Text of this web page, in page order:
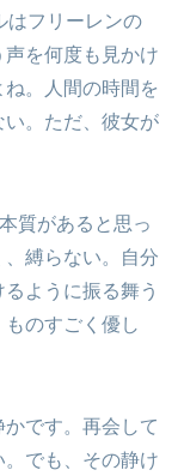
はフリーレンの
を何度も見かけ
。人間の時間を
。ただ、彼女が
質があると思っ
縛らない。自分
ように振る舞う
のすごく優し
です。再会して
でも、その静け